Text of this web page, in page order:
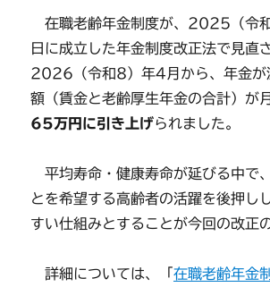
在職老齢年金制度が、2025（令
日に成立した年金制度改正法で見直
2026（令和8）年4月から、年金が
額（賃金と老齢厚生年金の合計）が
65万円に引き上げられました。
平均寿命・健康寿命が延びる中で
とを希望する高齢者の活躍を後押し
すい仕組みとすることが今回の改正
詳細については、「在職老齢年金